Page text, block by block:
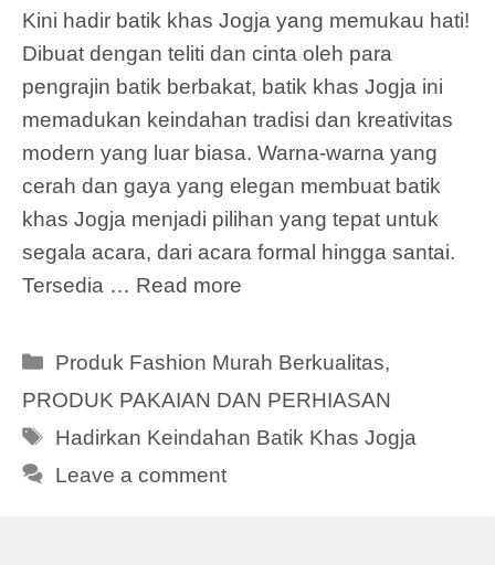
Kini hadir batik khas Jogja yang memukau hati!
Dibuat dengan teliti dan cinta oleh para
pengrajin batik berbakat, batik khas Jogja ini
memadukan keindahan tradisi dan kreativitas
modern yang luar biasa. Warna-warna yang
cerah dan gaya yang elegan membuat batik
khas Jogja menjadi pilihan yang tepat untuk
segala acara, dari acara formal hingga santai.
Tersedia … Read more
Categories
Produk Fashion Murah Berkualitas,
PRODUK PAKAIAN DAN PERHIASAN
Tags
Hadirkan Keindahan Batik Khas Jogja
Leave a comment